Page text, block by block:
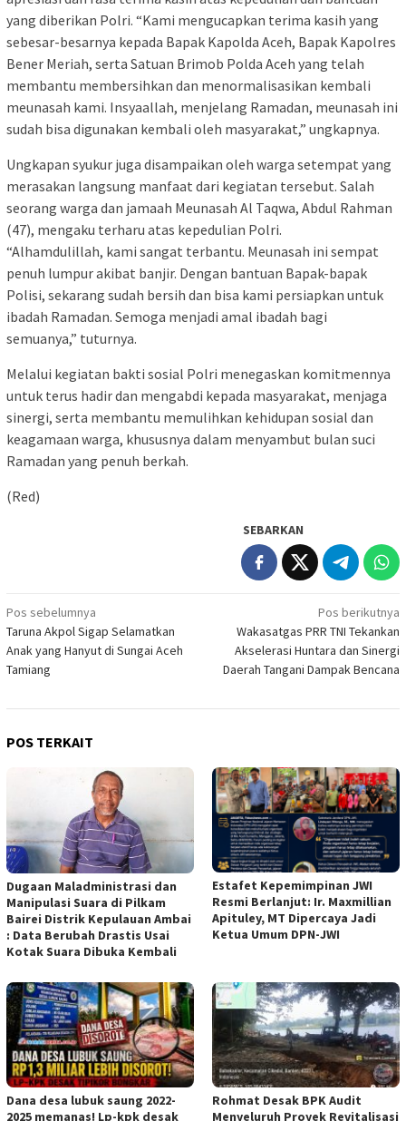
yang diberikan Polri. “Kami mengucapkan terima kasih yang
sebesar-besarnya kepada Bapak Kapolda Aceh, Bapak Kapolres
Bener Meriah, serta Satuan Brimob Polda Aceh yang telah
membantu membersihkan dan menormalisasikan kembali
meunasah kami. Insyaallah, menjelang Ramadan, meunasah ini
sudah bisa digunakan kembali oleh masyarakat,” ungkapnya.
Ungkapan syukur juga disampaikan oleh warga setempat yang
merasakan langsung manfaat dari kegiatan tersebut. Salah
seorang warga dan jamaah Meunasah Al Taqwa, Abdul Rahman
(47), mengaku terharu atas kepedulian Polri.
“Alhamdulillah, kami sangat terbantu. Meunasah ini sempat
penuh lumpur akibat banjir. Dengan bantuan Bapak-bapak
Polisi, sekarang sudah bersih dan bisa kami persiapkan untuk
ibadah Ramadan. Semoga menjadi amal ibadah bagi
semuanya,” tuturnya.
Melalui kegiatan bakti sosial Polri menegaskan komitmennya
untuk terus hadir dan mengabdi kepada masyarakat, menjaga
sinergi, serta membantu memulihkan kehidupan sosial dan
keagamaan warga, khususnya dalam menyambut bulan suci
Ramadan yang penuh berkah.
(Red)
SEBARKAN
Navigasi
pos
Pos sebelumnya
Taruna Akpol Sigap Selamatkan
Anak yang Hanyut di Sungai Aceh
Tamiang
Pos berikutnya
Wakasatgas PRR TNI Tekankan
Akselerasi Huntara dan Sinergi
Daerah Tangani Dampak Bencana
POS TERKAIT
Dugaan Maladministrasi dan
Manipulasi Suara di Pilkam
Bairei Distrik Kepulauan Ambai
: Data Berubah Drastis Usai
Kotak Suara Dibuka Kembali
Estafet Kepemimpinan JWI
Resmi Berlanjut: Ir. Maxmillian
Apituley, MT Dipercaya Jadi
Ketua Umum DPN-JWI
Dana desa lubuk saung 2022-
2025 memanas! Lp-kpk desak
Rohmat Desak BPK Audit
Menyeluruh Proyek Revitalisasi